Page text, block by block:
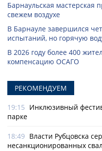
Барнаульская мастерская
свежем воздухе
В Барнауле завершился
испытаний, но горячую
В 2026 году более 400
компенсацию ОСАГО
РЕКОМЕНДУЕМ
19:15 Инклюзивный
парке
18:49 Власти Рубцовска
несанкционированных